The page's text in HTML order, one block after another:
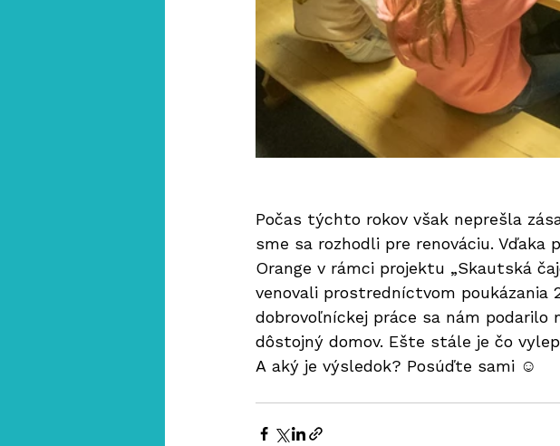
Počas týchto rokov však neprešla
sme sa rozhodli pre renováciu. Vďaka
Orange v rámci projektu „Skautská
venovali prostredníctvom poukázania
dobrovoľníckej práce sa nám podarilo
dôstojný domov. Ešte stále je čo
A aký je výsledok? Posúďte sami ☺